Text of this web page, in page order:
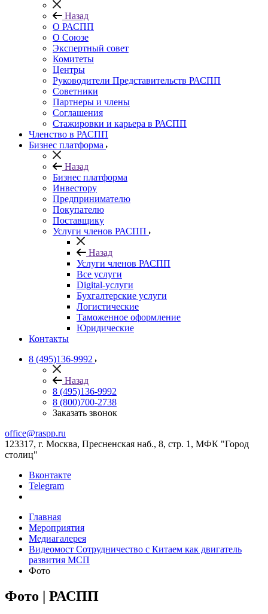
Назад
О РАСПП
О Союзе
Экспертный совет
Комитеты
Центры
Руководители Представительств РАСПП
Советники
Партнеры и члены
Соглашения
Стажировки и карьера в РАСПП
Членство в РАСПП
Бизнес платформа
Назад
Бизнес платформа
Инвестору
Предпринимателю
Покупателю
Поставщику
Услуги членов РАСПП
Назад
Услуги членов РАСПП
Все услуги
Digital-услуги
Бухгалтерские услуги
Логистические
Таможенное оформление
Юридические
Контакты
8 (495)136-9992
Назад
8 (495)136-9992
8 (800)700-2738
Заказать звонок
office@raspp.ru
123317, г. Москва, Пресненская наб., 8, стр. 1, МФК "Город
столиц"
Вконтакте
Telegram
Главная
Мероприятия
Медиагалерея
Видеомост Сотрудничество с Китаем как двигатель
развития МСП
Фото
Фото | РАСПП